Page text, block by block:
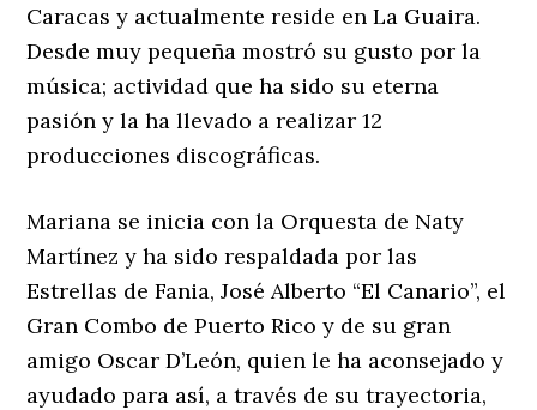
Caracas y actualmente reside en La Guaira.
Desde muy pequeña mostró su gusto por la
música; actividad que ha sido su eterna
pasión y la ha llevado a realizar 12
producciones discográficas.
Mariana se inicia con la Orquesta de Naty
Martínez y ha sido respaldada por las
Estrellas de Fania, José Alberto “El Canario”, el
Gran Combo de Puerto Rico y de su gran
amigo Oscar D’León, quien le ha aconsejado y
ayudado para así, a través de su trayectoria,